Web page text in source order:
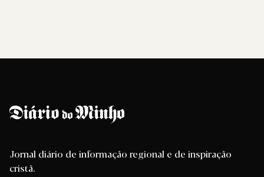
Jornal diário de informação regional e de inspiração
cristã.